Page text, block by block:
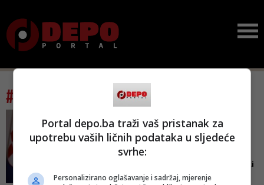
#tag: opasne namjere
NE RAZUMIJE, A UPORNO SE
PETLJA
pravu - Milanović je u vezi
...
Portal depo.ba traži vaš pristanak za
upotrebu vaših ličnih podataka u sljedeće
svrhe:
Personalizirano oglašavanje i sadržaj, mjerenje